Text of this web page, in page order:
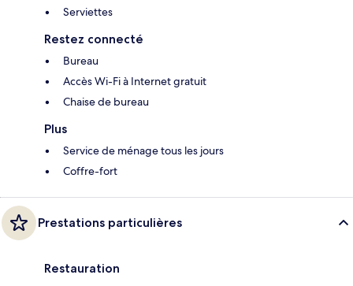
Serviettes
Restez connecté
Bureau
Accès Wi-Fi à Internet gratuit
Chaise de bureau
Plus
Service de ménage tous les jours
Coffre-fort
Prestations particulières
Restauration